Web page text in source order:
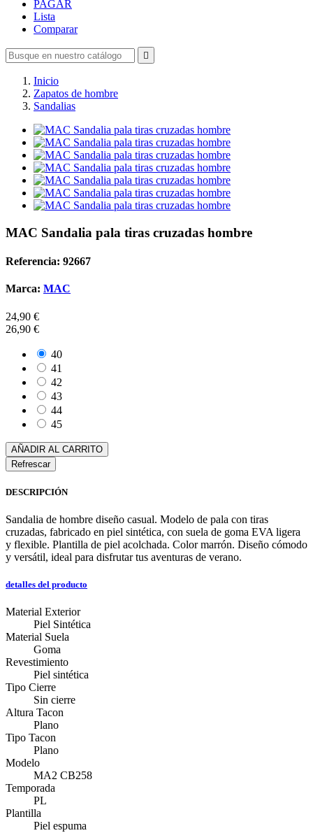
PAGAR
Lista
Comparar

Inicio
Zapatos de hombre
Sandalias
MAC Sandalia pala tiras cruzadas hombre
Referencia: 92667
Marca: MAC
24,90 €
26,90 €
40
41
42
43
44
45
AÑADIR AL CARRITO
DESCRIPCIÓN
Sandalia de hombre diseño casual. Modelo de pala con tiras
cruzadas, fabricado en piel sintética, con suela de goma EVA ligera
y flexible. Plantilla de piel acolchada. Color marrón. Diseño cómodo
y versátil, ideal para disfrutar tus aventuras de verano.
detalles del producto
Material Exterior
Piel Sintética
Material Suela
Goma
Revestimiento
Piel sintética
Tipo Cierre
Sin cierre
Altura Tacon
Plano
Tipo Tacon
Plano
Modelo
MA2 CB258
Temporada
PL
Plantilla
Piel espuma